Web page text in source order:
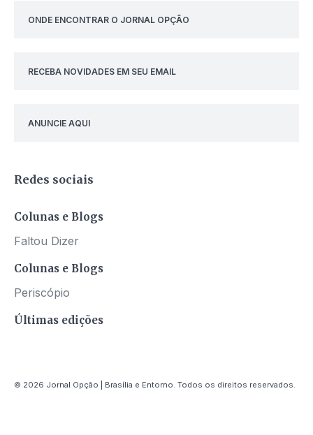
ONDE ENCONTRAR O JORNAL OPÇÃO
RECEBA NOVIDADES EM SEU EMAIL
ANUNCIE AQUI
Redes sociais
Colunas e Blogs
Faltou Dizer
Colunas e Blogs
Periscópio
Últimas edições
© 2026 Jornal Opção | Brasília e Entorno. Todos os direitos reservados.